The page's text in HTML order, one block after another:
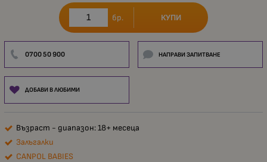
бр. КУПИ
0700 50 900 НАПРАВИ ЗАПИТВАНЕ
ДОБАВИ В ЛЮБИМИ
Възраст - диапазон: 18+ месеца
Залъгалки
CANPOL BABIES